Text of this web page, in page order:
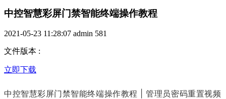
中控智慧彩屏门禁智能终端操作教程
2021-05-23 11:28:07 admin 581
文件版本 :
立即下载
中控智慧彩屏门禁智能终端操作教程 | 管理员密码重置视频